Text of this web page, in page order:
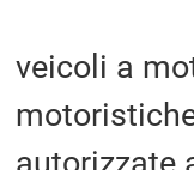
veicoli a